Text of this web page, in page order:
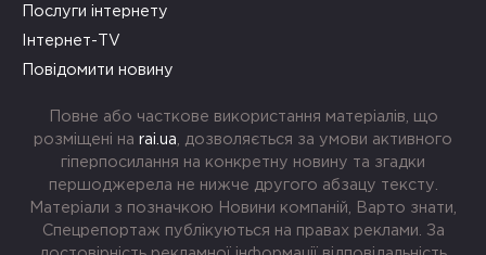
Послуги інтернету
Інтернет-TV
Повідомити новину
Повне або часткове використання матеріалів, що
розміщені на rai.ua , дозволяється за умови активного
гіперпосилання на конкретну новину та згадки
першоджерела не нижче другого абзацу тексту.
Матеріали з позначкою Новини компаній, Варто знати,
Спецрепортаж публікуються на правах реклами. За